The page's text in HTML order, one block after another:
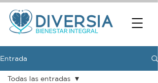
Entrada
Todas las entradas